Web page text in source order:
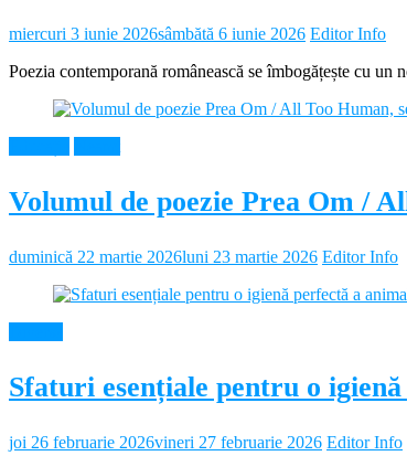
miercuri 3 iunie 2026sâmbătă 6 iunie 2026 Editor Info
Poezia contemporană românească se îmbogățește cu
Volumul de poezie Prea Om /
duminică 22 martie 2026luni 23 martie 2026 Editor Info
Sfaturi esențiale pentru o
joi 26 februarie 2026vineri 27 februarie 2026 Editor Info